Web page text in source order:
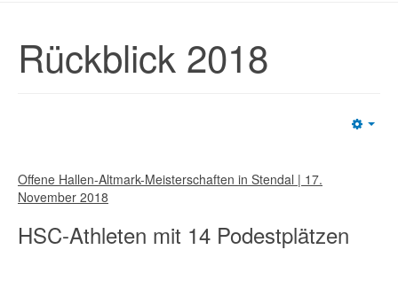
Rückblick 2018
Offene Hallen-Altmark-Meisterschaften in Stendal | 17.
November 2018
HSC-Athleten mit 14 Podestplätzen